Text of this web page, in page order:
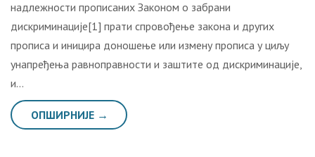
надлежности прописаних Законом о забрани
дискриминације[1] прати спровођење закона и других
прописа и иницира доношење или измену прописа у циљу
унапређења равноправности и заштите од дискриминације,
и…
ОПШИРНИЈЕ →